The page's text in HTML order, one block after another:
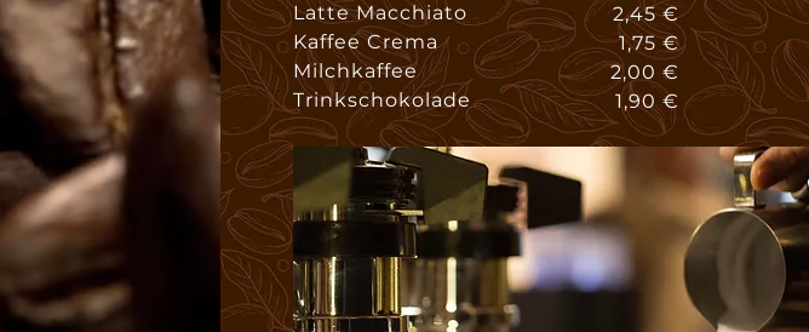
Latte Macchiato
Kaffee Crema
Milchkaffee
Trinkschokolade
2,45 €
1,75 €
2,00 €
1,90 €